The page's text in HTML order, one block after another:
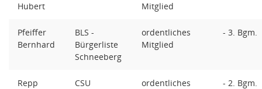
Hubert
Mitglied
Pfeiffer
Bernhard
BLS -
Bürgerliste
Schneeberg
ordentliches
Mitglied
- 3. Bgm.
Repp
CSU
ordentliches
- 2. Bgm.